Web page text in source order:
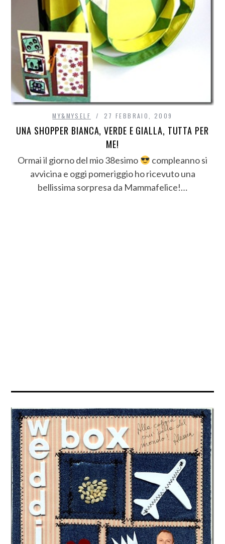
MY&MYSELF 27 FEBBRAIO, 2009
UNA SHOPPER BIANCA, VERDE E GIALLA, TUTTA PER
ME!
Ormai il giorno del mio 38esimo
compleanno si
avvicina e oggi pomeriggio ho ricevuto una
bellissima sorpresa da Mammafelice!…